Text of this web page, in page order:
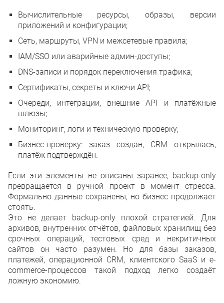
Вычислительные ресурсы, образы, версии
приложений и конфигурации;
Сеть, маршруты, VPN и межсетевые правила;
IAM/SSO или аварийные админ-доступы;
DNS-записи и порядок переключения трафика;
Сертификаты, секреты и ключи API;
Очереди, интеграции, внешние API и платёжные
шлюзы;
Мониторинг, логи и техническую проверку;
Бизнес-проверку: заказ создан, CRM открылась,
платёж подтверждён.
Если эти элементы не описаны заранее, backup-only
превращается в ручной проект в момент стресса.
Формально данные сохранены, но бизнес продолжает
стоять.
Это не делает backup-only плохой стратегией. Для
архивов, внутренних отчётов, файловых хранилищ без
срочных операций, тестовых сред и некритичных
сайтов он часто разумен. Но для базы заказов,
платежей, операционной CRM, клиентского SaaS и e-
commerce-процессов такой подход легко создаёт
ложную экономию.